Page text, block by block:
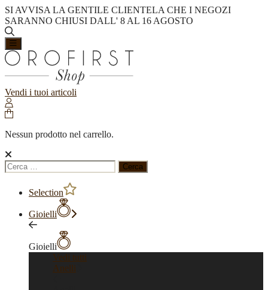
SI AVVISA LA GENTILE CLIENTELA CHE I NEGOZI
SARANNO CHIUSI DALL' 8 AL 16 AGOSTO
Vendi i tuoi articoli
Nessun prodotto nel carrello.
Ricerca
per:
Selection
Gioielli
Gioielli
Vedi tutti
Anelli